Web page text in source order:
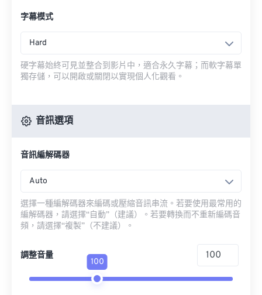
字幕模式
Hard
硬字幕始終可見並整合到影片中，適合永久字幕；而軟字幕單
獨存儲，可以開啟或關閉以實現個人化觀看。
音訊選項
音訊編解碼器
Auto
選擇一種編解碼器來編碼或壓縮音訊串流。若要使用最常用的
編解碼器，請選擇“自動”（建議）。若要轉換而不重新編碼音
頻，請選擇“複製”（不建議）。
調整音量
100